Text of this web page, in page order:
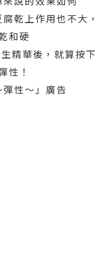
乾上作用也不大，
和硬
精華後，就算按下
性！
性～」廣告